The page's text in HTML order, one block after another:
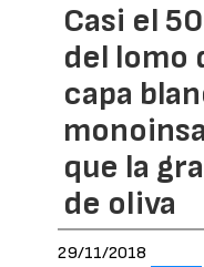
Casi el
del lomo
capa
que la
de oliva
29/11/2018